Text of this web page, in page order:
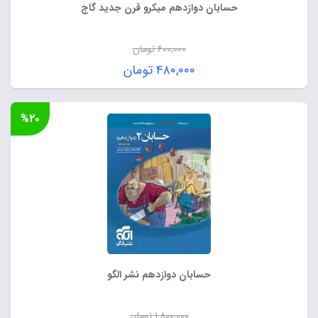
حسابان دوازدهم میکرو قرن جدید گاج
۶۰۰,۰۰۰تومان
قیمت
اصلی:
۶۰۰,۰۰۰ تومان
بود.
۴۸۰,۰۰۰تومان
قیمت
فعلی:
۴۸۰,۰۰۰ تومان.
حسابان دوازدهم نشر الگو
%۲۰